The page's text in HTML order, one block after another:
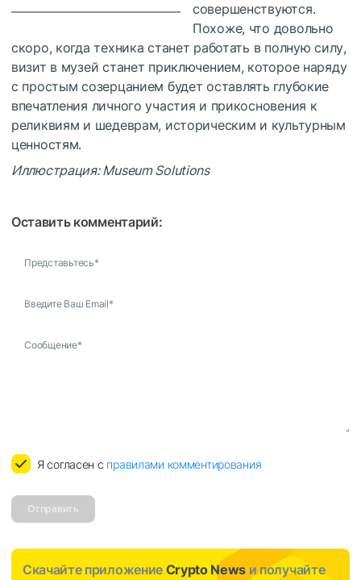
совершенствуются.
Похоже, что довольно
скоро, когда техника станет работать в полную силу,
визит в музей станет приключением, которое наряду
с простым созерцанием будет оставлять глубокие
впечатления личного участия и прикосновения к
реликвиям и шедеврам, историческим и культурным
ценностям.
Иллюстрация: Museum Solutions
Оставить комментарий:
Представьтесь*
Введите Ваш Email*
Сообщение*
Я согласен с правилами комментирования
Отправить
Скачайте приложение Crypto News и получайте